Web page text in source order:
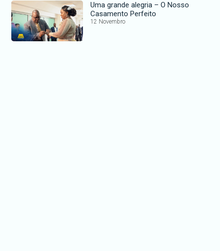
Uma grande alegria – O Nosso
Casamento Perfeito
12 Novembro